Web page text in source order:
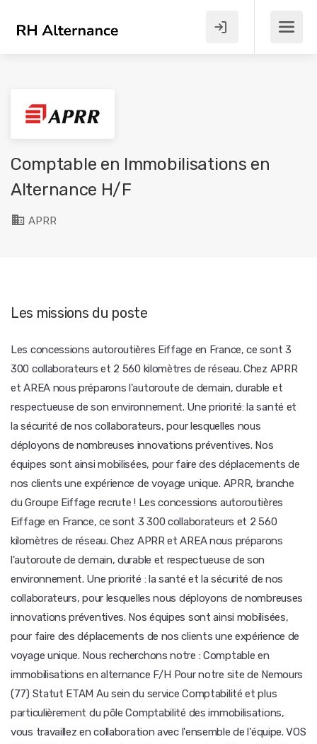
Comptable en Immobilisations en
Alternance H/F
APRR
Les missions du poste
Les concessions autoroutières Eiffage en France, ce sont 3
300 collaborateurs et 2 560 kilomètres de réseau. Chez APRR
et AREA nous préparons l'autoroute de demain, durable et
respectueuse de son environnement. Une priorité: la santé et
la sécurité de nos collaborateurs, pour lesquelles nous
déployons de nombreuses innovations préventives. Nos
équipes sont ainsi mobilisées, pour faire des déplacements de
nos clients une expérience de voyage unique. APRR, branche
du Groupe Eiffage recrute ! Les concessions autoroutières
Eiffage en France, ce sont 3 300 collaborateurs et 2 560
kilomètres de réseau. Chez APRR et AREA nous préparons
l'autoroute de demain, durable et respectueuse de son
environnement. Une priorité : la santé et la sécurité de nos
collaborateurs, pour lesquelles nous déployons de nombreuses
innovations préventives. Nos équipes sont ainsi mobilisées,
pour faire des déplacements de nos clients une expérience de
voyage unique. Nous recherchons notre : Comptable en
immobilisations en alternance F/H Pour notre site de Nemours
(77) Statut ETAM Au sein du service Comptabilité et plus
particulièrement du pôle Comptabilité des immobilisations,
vous travaillez en collaboration avec l'ensemble de l'équipe. VOS